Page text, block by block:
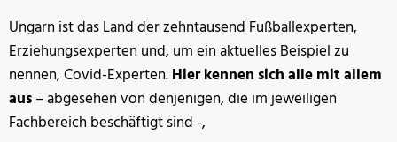
Ungarn ist das Land der zehntausend Fußballexperten,
Erziehungsexperten und, um ein aktuelles Beispiel zu
nennen, Covid-Experten.Hier kennen sich alle mit allem
aus– abgesehen von denjenigen, die im jeweiligen
Fachbereich beschäftigt sind -,